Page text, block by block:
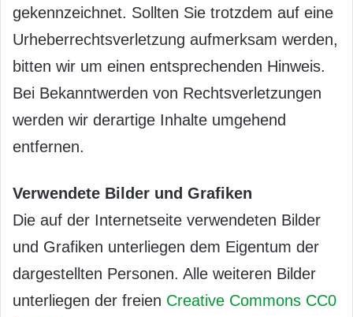
gekennzeichnet. Sollten Sie trotzdem auf eine
Urheberrechtsverletzung aufmerksam werden,
bitten wir um einen entsprechenden Hinweis.
Bei Bekanntwerden von Rechtsverletzungen
werden wir derartige Inhalte umgehend
entfernen.
Verwendete Bilder und Grafiken
Die auf der Internetseite verwendeten Bilder
und Grafiken unterliegen dem Eigentum der
dargestellten Personen. Alle weiteren Bilder
unterliegen der freien Creative Commons CC0